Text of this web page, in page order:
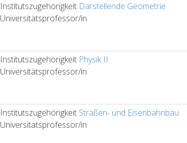
Institutszugehörigkeit Darstellende Geometrie
Universitätsprofessor/in
Institutszugehörigkeit Physik II
Universitätsprofessor/in
Institutszugehörigkeit Straßen- und Eisenbahnbau
Universitätsprofessor/in